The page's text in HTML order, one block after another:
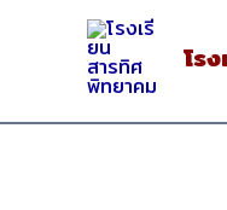
โร